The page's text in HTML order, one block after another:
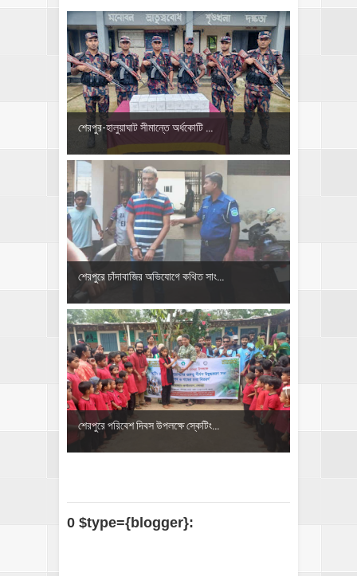
শেরপুর-হালুয়াঘাট সীমান্তে অর্ধকোটি ...
শেরপুরে চাঁদাবাজির অভিযোগে কথিত সাং...
শেরপুরে পরিবেশ দিবস উপলক্ষে স্কেটিং...
0 $type={blogger}: